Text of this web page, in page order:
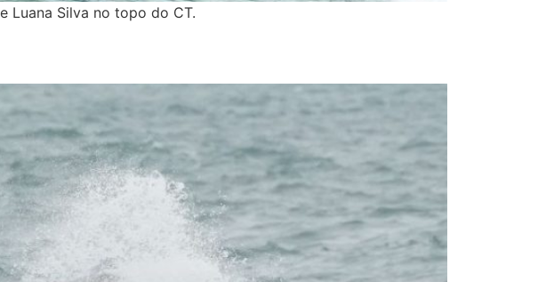
Luana Silva no topo do CT.